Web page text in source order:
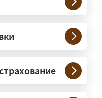
—
на
технику и
подбираем
и вес груза.